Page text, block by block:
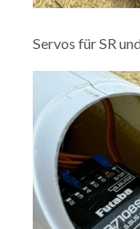
Servos für SR